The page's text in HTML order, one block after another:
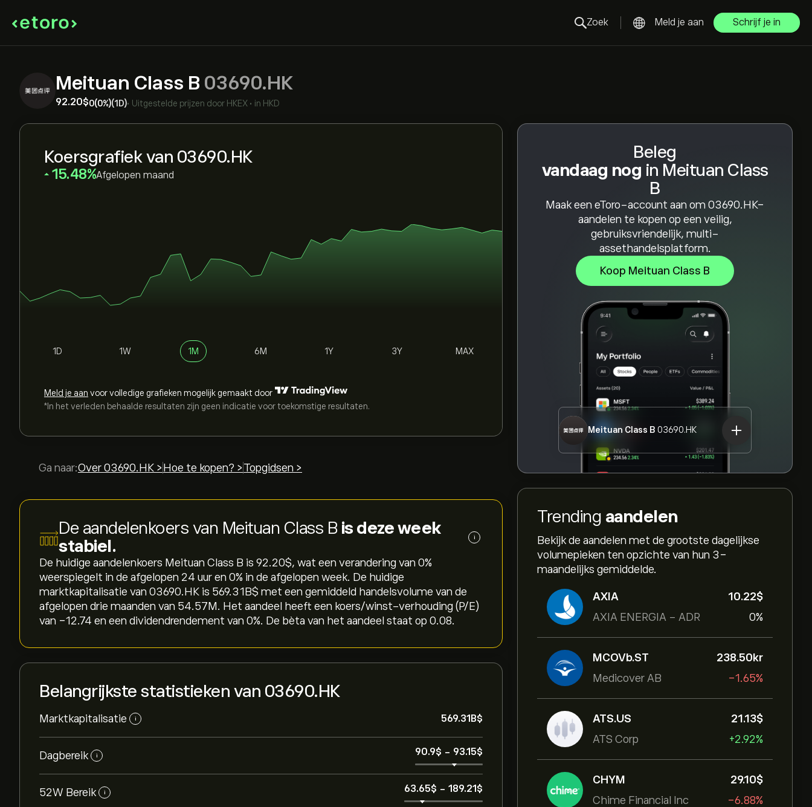
Zoek Meld je aan Schrijf je in
Meituan Class B 03690.HK
92.20‎$‎0(0%)(1D)• Uitgestelde prijzen door HKEX • in HKD
Beleg
vandaag nog in Meituan Class
B
Maak een eToro-account aan om 03690.HK-
aandelen te kopen op een veilig,
gebruiksvriendelijk, multi-
assethandelsplatform.
Koop Meituan Class B
Meituan Class B 03690.HK
Trending aandelen
Bekijk de aandelen met de grootste dagelijkse
volumepieken ten opzichte van hun 3-
maandelijks gemiddelde.
AXIA
AXIA ENERGIA - ADR
10.22‎$‎
0%
MCOVb.ST
Medicover AB
238.50‎kr‎
-1.65%
ATS.US
ATS Corp
21.13‎$‎
+2.92%
CHYM
Chime Financial Inc
29.10‎$‎
-6.88%
Koersgrafiek van 03690.HK
‎15.48‎ Afgelopen maand
1D 1W 1M 6M 1Y 3Y MAX
Meld je aan voor volledige grafieken mogelijk gemaakt door
*In het verleden behaalde resultaten zijn geen indicatie voor toekomstige resultaten.
Ga naar:Over 03690.HK > Hoe te kopen? > Topgidsen >
De aandelenkoers van Meituan Class B is deze week
stabiel.
i
De huidige aandelenkoers Meituan Class B is 92.20‎$‎, wat een verandering van ‎0‎%
weerspiegelt in de afgelopen 24 uur en ‎0‎% in de afgelopen week. De huidige
marktkapitalisatie van 03690.HK is 569.31B‎$‎ met een gemiddeld handelsvolume van de
afgelopen drie maanden van 54.57M. Het aandeel heeft een koers/winst-verhouding (P/E)
van -12.74 en een dividendrendement van 0%. De bèta van het aandeel staat op 0.08.
Belangrijkste statistieken van 03690.HK
Marktkapitalisatie i 569.31B‎$‎
Dagbereik i 90.9‎$‎ - 93.15‎$‎
52W Bereik i 63.65‎$‎ - 189.21‎$‎